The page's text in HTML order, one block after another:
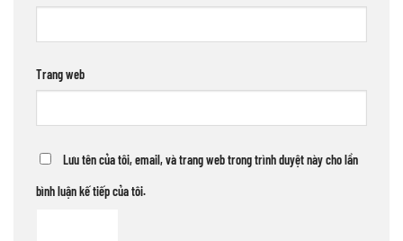
Trang web
Lưu tên của tôi, email, và trang web trong trình duyệt này cho lần
bình luận kế tiếp của tôi.